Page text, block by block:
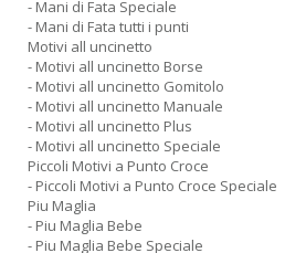
- Mani di Fata Speciale
- Mani di Fata tutti i punti
Motivi all uncinetto
- Motivi all uncinetto Borse
- Motivi all uncinetto Gomitolo
- Motivi all uncinetto Manuale
- Motivi all uncinetto Plus
- Motivi all uncinetto Speciale
Piccoli Motivi a Punto Croce
- Piccoli Motivi a Punto Croce Speciale
Piu Maglia
- Piu Maglia Bebe
- Piu Maglia Bebe Speciale